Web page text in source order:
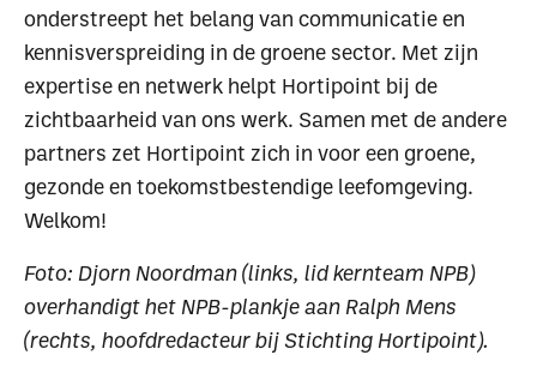
Waar ben je naar op
zoek?
onderstreept het belang van communicatie en
kennisverspreiding in de groene sector. Met zijn
expertise en netwerk helpt Hortipoint bij de
zichtbaarheid van ons werk. Samen met de andere
partners zet Hortipoint zich in voor een groene,
gezonde en toekomstbestendige leefomgeving.
Welkom!
Foto: Djorn Noordman (links, lid kernteam NPB)
overhandigt het NPB-plankje aan Ralph Mens
(rechts, hoofdredacteur bij Stichting Hortipoint).